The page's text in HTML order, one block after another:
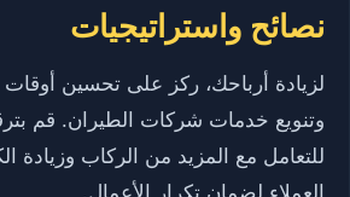
نصائح واستراتيجيات
لزيادة أرباحك، ركز على تحسين
وتنويع خدمات شركات الطيران. قم
للتعامل مع المزيد من الركاب وزيادة
العملاء لضمان تكرار الأعمال.